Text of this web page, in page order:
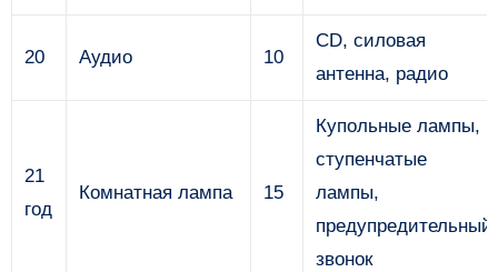
20 Аудио 10
CD, силовая
антенна, радио
21
год
Комнатная лампа 15
Купольные лампы,
ступенчатые
лампы,
предупредительный
звонок